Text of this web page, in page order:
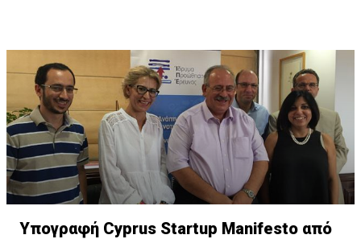
ανακοίνωση, "στο σημερινό ταχέως μεταβαλλόμενο
διαδικτυακό περιβάλλον, η Action Digital και η Action
Global Communications θα είναι σε θέση να
προσφέρουν πλήρως ολοκληρωμένες και ...
Υπογραφή Cyprus Startup Manifesto από